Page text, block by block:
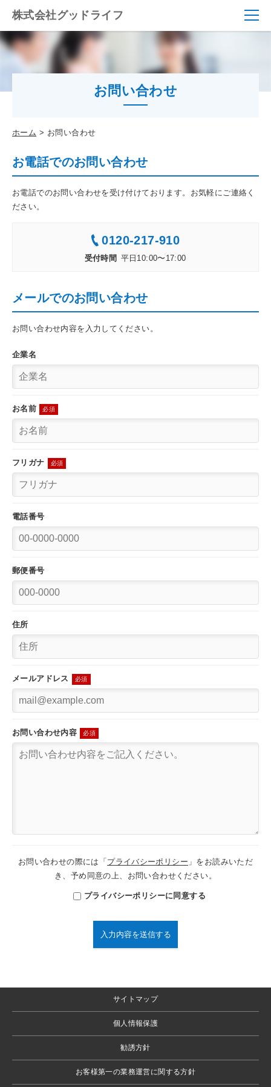
株式会社グッドライフ
お問い合わせ
ホーム お問い合わせ
お電話でのお問い合わせ
お電話でのお問い合わせを受け付けております。お気軽にご連絡く
ださい。
0120-217-910
受付時間 平日10:00〜17:00
メールでのお問い合わせ
お問い合わせ内容を入力してください。
企業名
お名前 必須
フリガナ 必須
電話番号
郵便番号
住所
メールアドレス 必須
お問い合わせ内容 必須
お問い合わせの際には「 プライバシーポリシー 」をお読みいただ
き、予め同意の上、お問い合わせください。
プライバシーポリシーに同意する
サイトマップ
個人情報保護
勧誘方針
お客様第一の業務運営に関する方針